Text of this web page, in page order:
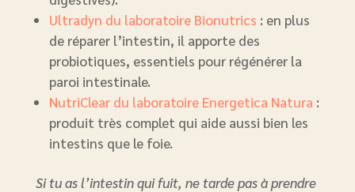
Ultradyn du laboratoire Bionutrics : en plus
de réparer l’intestin, il apporte des
probiotiques, essentiels pour régénérer la
paroi intestinale.
NutriClear du laboratoire Energetica Natura :
produit très complet qui aide aussi bien les
intestins que le foie.
Si tu as l’intestin qui fuit, ne tarde pas à prendre